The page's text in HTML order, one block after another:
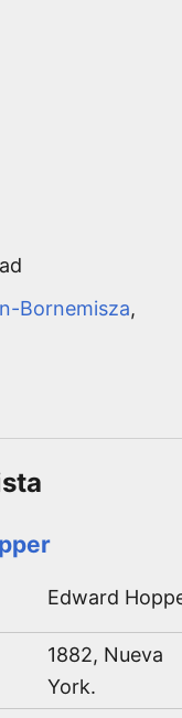
Bornemisza,
Edward
1882, Nueva
York.